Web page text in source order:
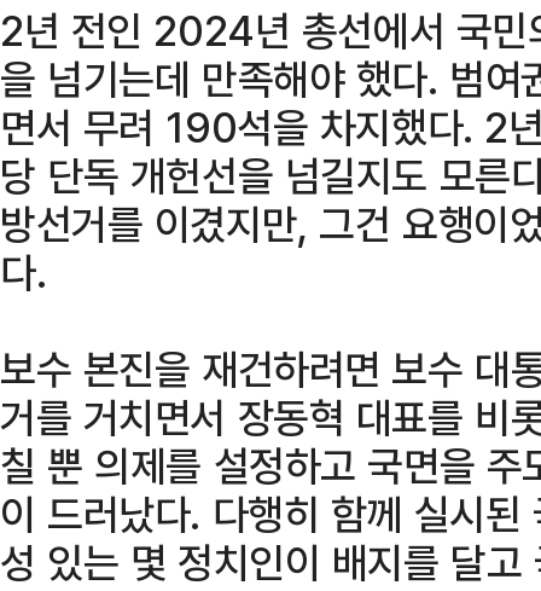
2년 전인 2024년 총선에서 국
을 넘기는데 만족해야 했다. 범
면서 무려 190석을 차지했다. 2
당 단독 개헌선을 넘길지도 모
방선거를 이겼지만, 그건 요행이
다.
보수 본진을 재건하려면 보수 대
거를 거치면서 장동혁 대표를 비
칠 뿐 의제를 설정하고 국면을
이 드러났다. 다행히 함께 실시
성 있는 몇 정치인이 배지를 달고